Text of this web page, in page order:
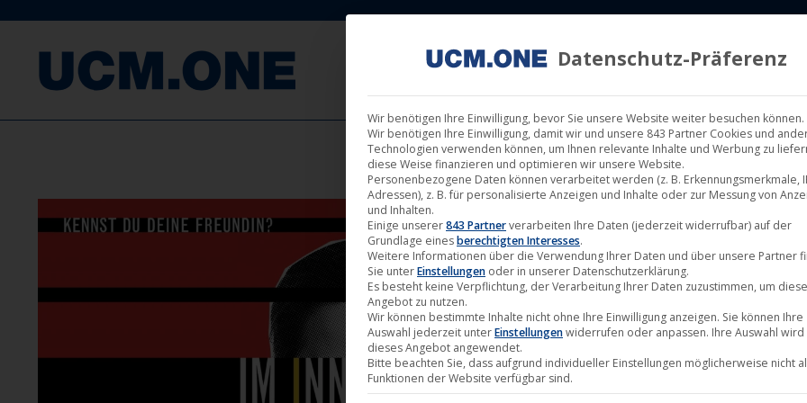
FILM LABELS KINOVERLEIH MUSIK LABELS
März
Datenschutz-Präferenz
Wir benötigen Ihre Einwilligung, bevor Sie unsere Website weiter besuchen können.
Wir benötigen Ihre Einwilligung, damit wir und unsere 843 Partner Cookies und
Technologien verwenden können, um Ihnen relevante Inhalte und Werbung zu
diese Weise finanzieren und optimieren wir unsere Website.
Personenbezogene Daten können verarbeitet werden (z. B. Erkennungsmerkmale,
Adressen), z. B. für personalisierte Anzeigen und Inhalte oder zur Messung von
und Inhalten.
Einige unserer843 Partnerverarbeiten Ihre Daten (jederzeit widerrufbar) auf der
Grundlage einesberechtigten Interesses.
Weitere Informationen über die Verwendung Ihrer Daten und über unsere Partner
Sie unterEinstellungen oder in unserer Datenschutzerklärung.
Es besteht keine Verpflichtung, der Verarbeitung Ihrer Daten zuzustimmen, um
Angebot zu nutzen.
Wir können bestimmte Inhalte nicht ohne Ihre Einwilligung anzeigen. Sie können Ihre
Auswahl jederzeit unterEinstellungenwiderrufen oder anpassen. Ihre Auswahl wird
dieses Angebot angewendet.
Bitte beachten Sie, dass aufgrund individueller Einstellungen möglicherweise nicht
Funktionen der Website verfügbar sind.